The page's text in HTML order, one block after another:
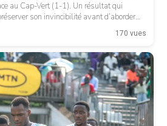
au Cap-Vert (1-1). Un résultat qui
son invincibilité avant d’aborder
ont rapidement pris le170 vues